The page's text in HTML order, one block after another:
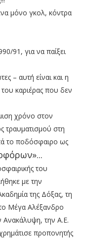
μόνο γκολ, κόντρα
91, για να παίξει
– αυτή είναι και η
καριέρας που δεν
χρόνο στον
τραυματισμού στη
το ποδόσφαιρο ως
του
με την
της Δόξας, τη
Μέγα Αλέξανδρο
Ανακάλυψη, την Α.Ε.
προπονητής